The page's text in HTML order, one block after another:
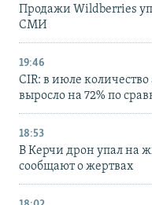
Продажи Wildberries
СМИ
19:46
CIR: в июле
выросло на 72% по
18:53
В Керчи дрон упал на
сообщают о жертвах